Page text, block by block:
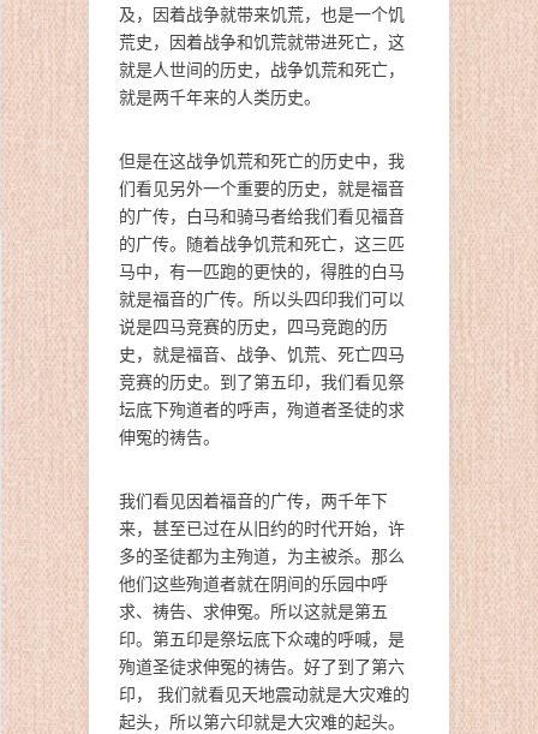
及，因着战争就带来饥荒，也是一个饥
荒史，因着战争和饥荒就带进死亡，这
就是人世间的历史，战争饥荒和死亡，
就是两千年来的人类历史。
但是在这战争饥荒和死亡的历史中，我
们看见另外一个重要的历史，就是福音
的广传，白马和骑马者给我们看见福音
的广传。随着战争饥荒和死亡，这三匹
马中，有一匹跑的更快的，得胜的白马
就是福音的广传。所以头四印我们可以
说是四马竞赛的历史，四马竞跑的历
史，就是福音、战争、饥荒、死亡四马
竞赛的历史。到了第五印，我们看见祭
坛底下殉道者的呼声，殉道者圣徒的求
伸冤的祷告。
我们看见因着福音的广传，两千年下
来，甚至已过在从旧约的时代开始，许
多的圣徒都为主殉道，为主被杀。那么
他们这些殉道者就在阴间的乐园中呼
求、祷告、求伸冤。所以这就是第五
印。第五印是祭坛底下众魂的呼喊，是
殉道圣徒求伸冤的祷告。好了到了第六
印， 我们就看见天地震动就是大灾难的
起头，所以第六印就是大灾难的起头。